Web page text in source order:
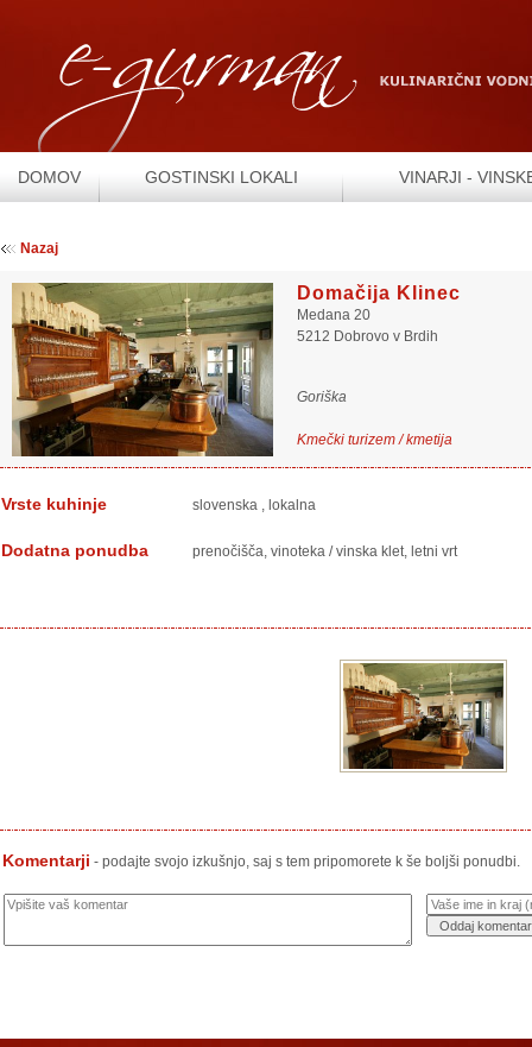
DOMOV GOSTINSKI LOKALI VINARJI -
Nazaj
Domačija Klinec
Medana 20
5212 Dobrovo v Brdih
Goriška
Kmečki turizem / kmetija
Vrste kuhinje slovenska , lokalna
Dodatna ponudba prenočišča, vinoteka / vinska klet, letni vrt
Komentarji - podajte svojo izkušnjo, saj s tem pripomorete k še boljši ponudbi.